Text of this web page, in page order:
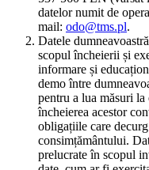
datelor numit de
mail: odo@tms.pl.
Datele
scopul încheierii și
informare și
demo între
pentru a lua măsuri la
încheierea acestor
obligațiile care
consimțământului.
prelucrate în scopul